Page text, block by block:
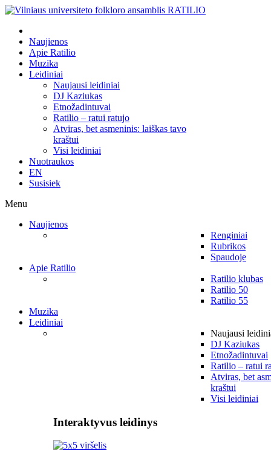
Naujienos
Apie Ratilio
Muzika
Leidiniai
Naujausi leidiniai
DJ Kaziukas
Etnožadintuvai
Ratilio – ratui ratujo
Atviras, bet asmeninis: laiškas tavo
kraštui
Visi leidiniai
Nuotraukos
EN
Susisiek
Menu
Naujienos
Renginiai
Rubrikos
Spaudoje
Apie Ratilio
Ratilio klubas
Ratilio 50
Ratilio 55
Muzika
Leidiniai
Naujausi
DJ Kaziukas
Etnožadintuvai
Ratilio – ratui
Atviras, bet
kraštui
Visi leidiniai
Interaktyvus leidinys